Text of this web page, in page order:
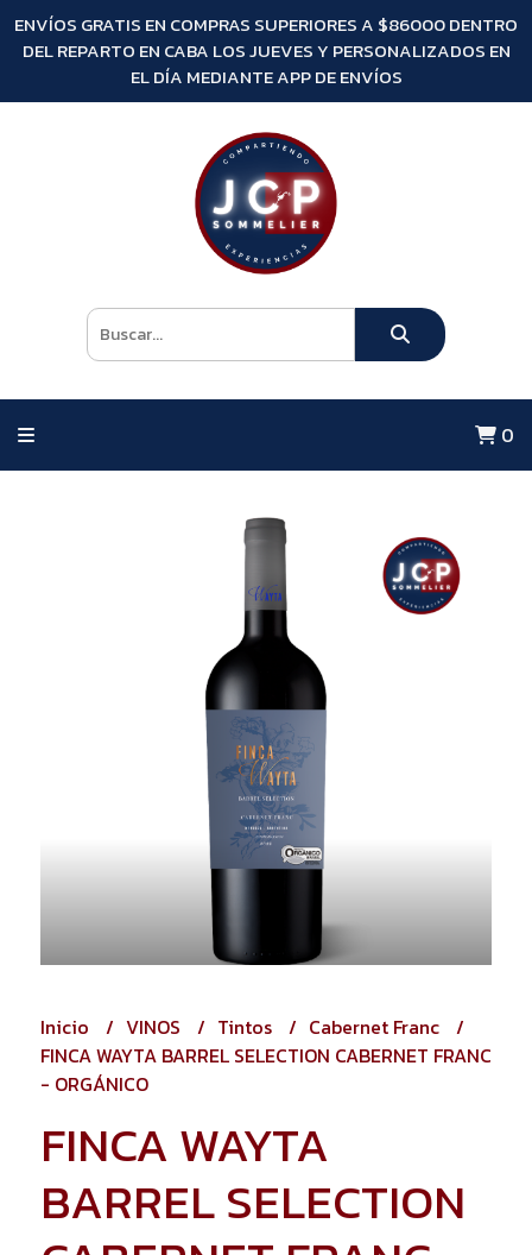
ENVÍOS GRATIS EN COMPRAS SUPERIORES A $86000 DENTRO
DEL REPARTO EN CABA LOS JUEVES Y PERSONALIZADOS EN
EL DÍA MEDIANTE APP DE ENVÍOS
0
Inicio VINOS Tintos
Cabernet Franc
FINCA WAYTA BARREL SELECTION CABERNET FRANC
- ORGÁNICO
FINCA WAYTA
BARREL SELECTION